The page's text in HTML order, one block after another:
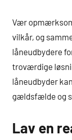
Vær
vilkår, og
låneudbydere
troværdige
låneudbyder
gældsfælde og
Lav en